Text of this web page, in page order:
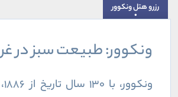
رزرو هتل ونکوور
ونکوور: طبیعت سبز در